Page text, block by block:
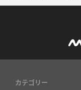
カテゴリー